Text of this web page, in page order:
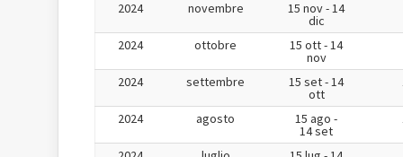
2024 novembre 15 nov - 14
dic
2024 ottobre 15 ott - 14
nov
2024 settembre 15 set - 14
ott
2024 agosto 15 ago -
14 set